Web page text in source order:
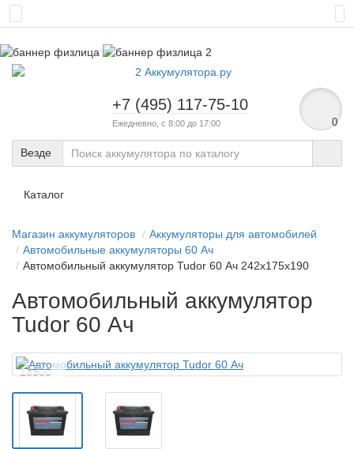
+7 (495) 117-75-10
Ежедневно, с 8:00 до 17:00 0
Везде
Каталог
Магазин аккумуляторов
Аккумуляторы для автомобилей
Автомобильные аккумуляторы 60 Ач
Автомобильный аккумулятор Tudor 60 Ач 242x175x190
Автомобильный аккумулятор
Tudor 60 Ач
13300